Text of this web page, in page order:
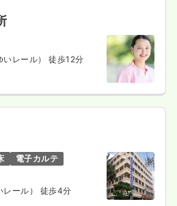
いレール） 徒歩12分
電子カルテ
レール） 徒歩4分